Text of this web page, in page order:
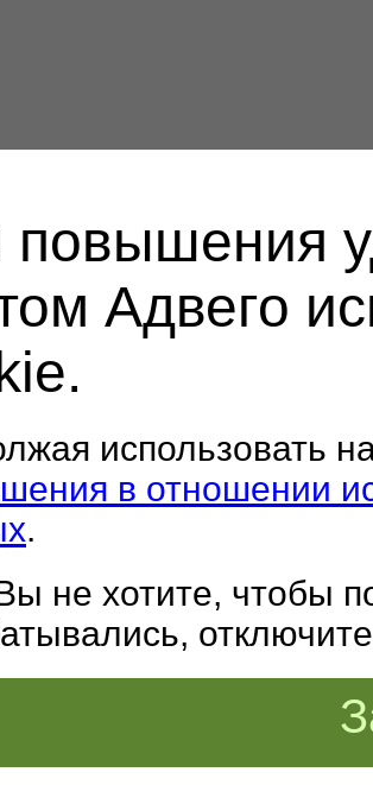
Адвего
использовать
в отношении
.
не хотите, чтобы